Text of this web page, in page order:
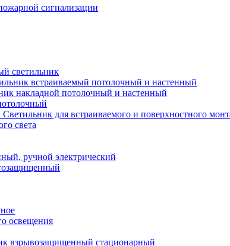
сигнализации
светильник
встраиваемый потолочный и настенный
накладной потолочный и настенный
Светильник для встраиваемого и поверхностного
света
ручной электрический
освещения
взрывозащищенный стационарный